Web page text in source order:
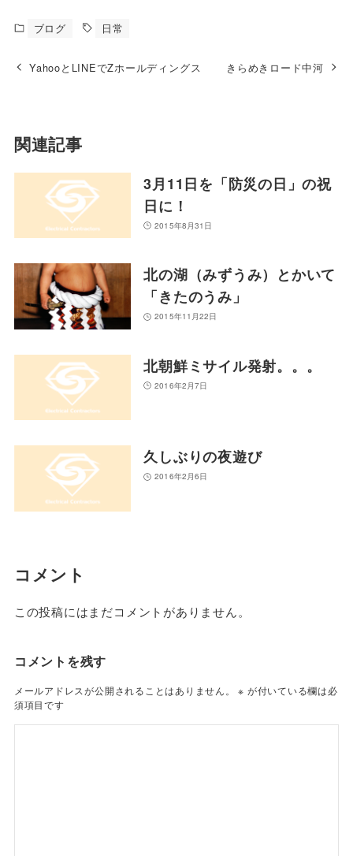
ブログ 日常
YahooとLINEでZホールディングス きらめきロード中河
関連記事
3月11日を「防災の日」の祝
日に！
2015年8月31日
北の湖（みずうみ）とかいて
「きたのうみ」
2015年11月22日
北朝鮮ミサイル発射。。。
2016年2月7日
久しぶりの夜遊び
2016年2月6日
コメント
この投稿にはまだコメントがありません。
コメントを残す
メールアドレスが公開されることはありません。 ※ が付いている欄は必
須項目です